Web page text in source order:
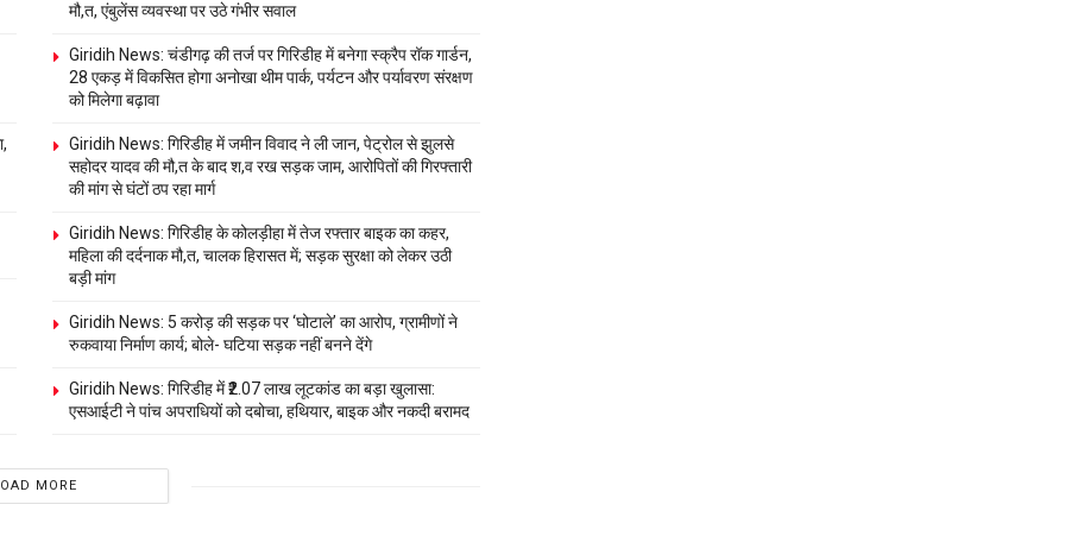
मौ,त, एंबुलेंस व्यवस्था पर उठे गंभीर सवाल
Giridih News: चंडीगढ़ की तर्ज पर गिरिडीह में बनेगा स्क्रैप रॉक गार्डन,
28 एकड़ में विकसित होगा अनोखा थीम पार्क, पर्यटन और पर्यावरण संरक्षण
को मिलेगा बढ़ावा
Giridih News: गिरिडीह में जमीन विवाद ने ली जान, पेट्रोल से झुलसे
सहोदर यादव की मौ,त के बाद श,व रख सड़क जाम, आरोपितों की गिरफ्तारी
की मांग से घंटों ठप रहा मार्ग
Giridih News: गिरिडीह के कोलड़ीहा में तेज रफ्तार बाइक का कहर,
महिला की दर्दनाक मौ,त, चालक हिरासत में; सड़क सुरक्षा को लेकर उठी
बड़ी मांग
Giridih News: 5 करोड़ की सड़क पर ‘घोटाले’ का आरोप, ग्रामीणों ने
रुकवाया निर्माण कार्य; बोले- घटिया सड़क नहीं बनने देंगे
Giridih News: गिरिडीह में ₹2.07 लाख लूटकांड का बड़ा खुलासा:
एसआईटी ने पांच अपराधियों को दबोचा, हथियार, बाइक और नकदी बरामद
MORE